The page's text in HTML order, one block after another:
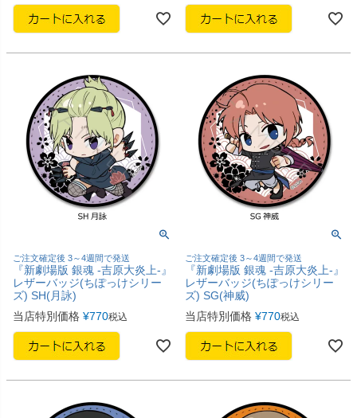
ご注文確定後 3～4週間で発送
『新劇場版 銀魂 -吉原大炎上-』
レザーバッジ(ちぽっけシリー
ズ) SH(月詠)
当店特別価格 ¥770税込
ご注文確定後 3～4週間で発送
『新劇場版 銀魂 -吉原大炎上-』
レザーバッジ(ちぽっけシリー
ズ) SG(神威)
当店特別価格 ¥770税込